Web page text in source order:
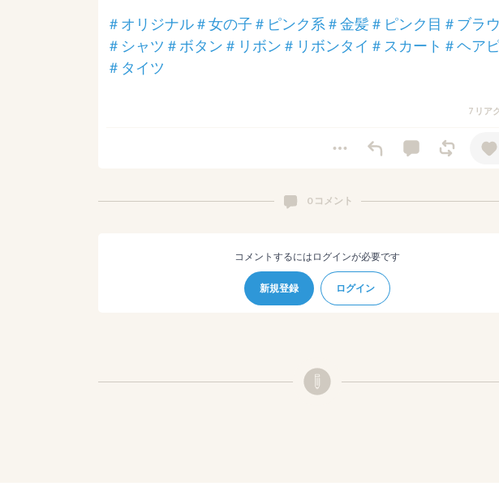
＃オリジナル＃女の子 ＃ピンク系 ＃金髪＃ピンク目 ＃ブラ
＃シャツ ＃ボタン ＃リボン ＃リボンタイ ＃スカート ＃ヘア
＃タイツ
7 リア
0 コメント
コメントするにはログインが必要です
新規登録 ログイン